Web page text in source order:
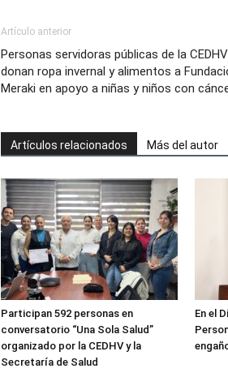
Artículo anterior
Personas servidoras públicas de la CEDHV
donan ropa invernal y alimentos a
Meraki en apoyo a niñas y niños con
Artículos relacionados Más del autor
Participan 592 personas en
conversatorio “Una Sola Salud”
organizado por la CEDHV y la
Secretaría de Salud
En el